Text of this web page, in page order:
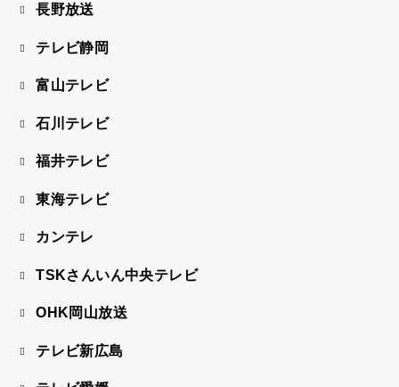
長野放送
テレビ静岡
富山テレビ
石川テレビ
福井テレビ
東海テレビ
カンテレ
TSKさんいん中央テレビ
OHK岡山放送
テレビ新広島